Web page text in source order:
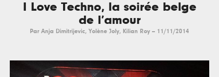
I Love Techno, la soirée belge
de l’amour
Par Anja Dimitrijevic, Yolène Joly, Kilian Roy -- 11/11/2014